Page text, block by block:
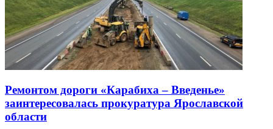
Ремонтом дороги «Карабиха – Введенье»
заинтересовалась прокуратура Ярославской
области